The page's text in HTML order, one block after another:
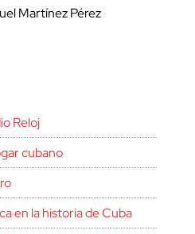
Martínez Pérez
Reloj
cubano
en la historia de Cuba